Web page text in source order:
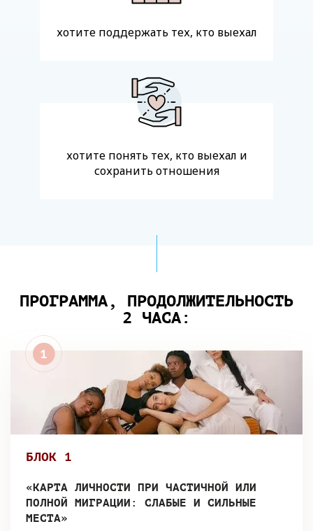
хотите поддержать тех, кто выехал
хотите понять тех, кто выехал и
сохранить отношения
ПРОГРАММА, ПРОДОЛЖИТЕЛЬНОСТЬ
2 ЧАСА:
БЛОК 1
«КАРТА ЛИЧНОСТИ ПРИ ЧАСТИЧНОЙ ИЛИ
ПОЛНОЙ МИГРАЦИИ: СЛАБЫЕ И СИЛЬНЫЕ
МЕСТА»